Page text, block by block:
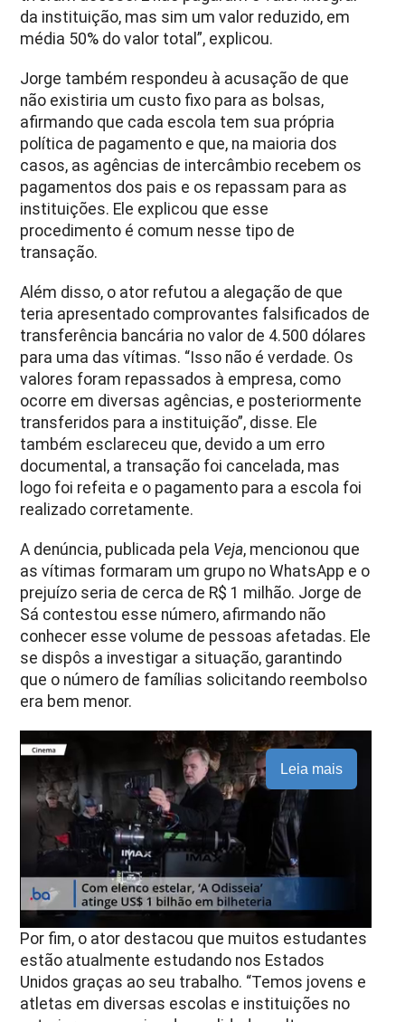
da instituição, mas sim um valor reduzido, em
média 50% do valor total”, explicou.
Jorge também respondeu à acusação de que
não existiria um custo fixo para as bolsas,
afirmando que cada escola tem sua própria
política de pagamento e que, na maioria dos
casos, as agências de intercâmbio recebem os
pagamentos dos pais e os repassam para as
instituições. Ele explicou que esse
procedimento é comum nesse tipo de
transação.
Além disso, o ator refutou a alegação de que
teria apresentado comprovantes falsificados de
transferência bancária no valor de 4.500 dólares
para uma das vítimas. “Isso não é verdade. Os
valores foram repassados à empresa, como
ocorre em diversas agências, e posteriormente
transferidos para a instituição”, disse. Ele
também esclareceu que, devido a um erro
documental, a transação foi cancelada, mas
logo foi refeita e o pagamento para a escola foi
realizado corretamente.
A denúncia, publicada pela Veja, mencionou que
as vítimas formaram um grupo no WhatsApp e o
prejuízo seria de cerca de R$ 1 milhão. Jorge de
Sá contestou esse número, afirmando não
conhecer esse volume de pessoas afetadas. Ele
se dispôs a investigar a situação, garantindo
que o número de famílias solicitando reembolso
era bem menor.
Leia mais
Por fim, o ator destacou que muitos estudantes
estão atualmente estudando nos Estados
Unidos graças ao seu trabalho. “Temos jovens e
atletas em diversas escolas e instituições no